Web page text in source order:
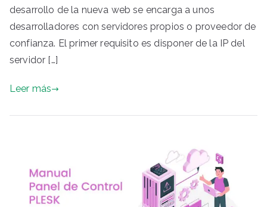
desarrollo de la nueva web se encarga a unos
desarrolladores con servidores propios o proveedor de
confianza. El primer requisito es disponer de la IP del
servidor […]
Leer más